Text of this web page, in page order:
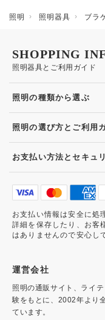
照明 照明器具 ブラ
照明器具とご利用ガイド
SHOPPING
照明の種類から選ぶ
照明の選び方とご利用
お支払い方法とセキュ
お支払い情報は安全に処
詳細を保存したり、お客
はありませんので安心し
運営会社
照明の通販サイト、ライ
験をもとに、2002年より
ています。